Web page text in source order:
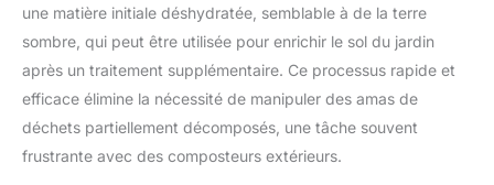
d'un écran d'affichage
LED intelligent, simple et
en un clic, ce qui la rend
facile à utiliser même
pour les personnes
âgées. La machine à
une matière initiale déshydratée, semblable à de la terre
sombre, qui peut être utilisée pour enrichir le sol du jardin
après un traitement supplémentaire. Ce processus rapide et
efficace élimine la nécessité de manipuler des amas de
déchets partiellement décomposés, une tâche souvent
frustrante avec des composteurs extérieurs.